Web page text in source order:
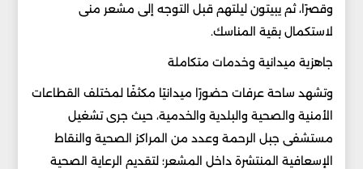
وقصرًا، ثم يبيتون ليلتهم قبل التوجه إلى مشعر منى
لاستكمال بقية المناسك.
جاهزية ميدانية وخدمات متكاملة
وتشهد ساحة عرفات حضورًا ميدانيًا مكثفًا لمختلف القطاعات
الأمنية والصحية والبلدية والخدمية، حيث جرى تشغيل
مستشفى جبل الرحمة وعدد من المراكز الصحية والنقاط
الإسعافية المنتشرة داخل المشعر؛ لتقديم الرعاية الصحية